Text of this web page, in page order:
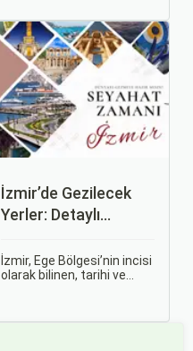
tasarruf etmenin en etkili
yollarından biridir.
İzmir’de Gezilecek
Yerler: Detaylı
İzmir, Ege Bölgesi’nin incisi
olarak bilinen, tarihi ve